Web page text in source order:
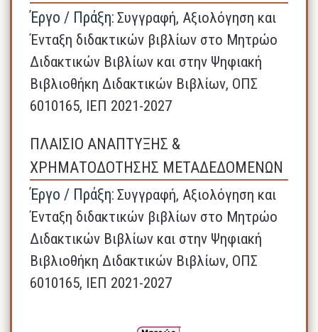
Έργο / Πράξη: Συγγραφή, Αξιολόγηση και
Ένταξη διδακτικών βιβλίων στο Μητρώο
Διδακτικών Βιβλίων και στην Ψηφιακή
Βιβλιοθήκη Διδακτικών Βιβλίων, ΟΠΣ
6010165, ΙΕΠ 2021-2027
ΠΛΑΙΣΙΟ ΑΝΑΠΤΥΞΗΣ &
ΧΡΗΜΑΤΟΔΟΤΗΣΗΣ ΜΕΤΑΔΕΔΟΜΕΝΩΝ
Έργο / Πράξη: Συγγραφή, Αξιολόγηση και
Ένταξη διδακτικών βιβλίων στο Μητρώο
Διδακτικών Βιβλίων και στην Ψηφιακή
Βιβλιοθήκη Διδακτικών Βιβλίων, ΟΠΣ
6010165, ΙΕΠ 2021-2027